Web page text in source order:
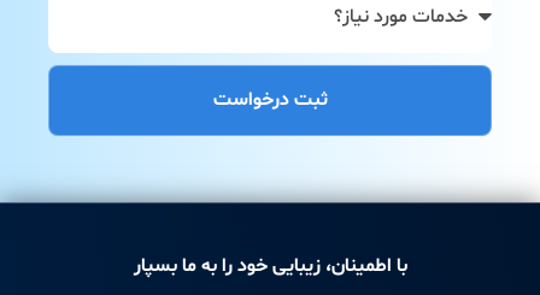
ثبت درخواست
با اطمینان، زیبایی خود را به ما بسپار